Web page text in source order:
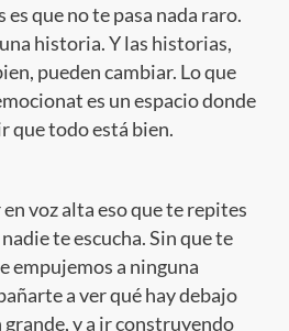
es que no te pasa nada raro.
historia. Y las historias,
pueden cambiar. Lo que
es un espacio donde
que todo está bien.
voz alta eso que te repites
te escucha. Sin que te
empujemos a ninguna
a ver qué hay debajo
grande, y a ir construyendo